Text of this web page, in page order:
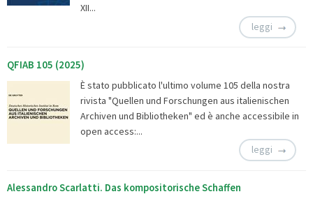
XII...
leggi
QFIAB 105 (2025)
È stato pubblicato l'ultimo volume 105 della nostra
rivista "Quellen und Forschungen aus italienischen
Archiven und Bibliotheken" ed è anche accessibile in
open access:...
leggi
Alessandro Scarlatti. Das kompositorische Schaffen